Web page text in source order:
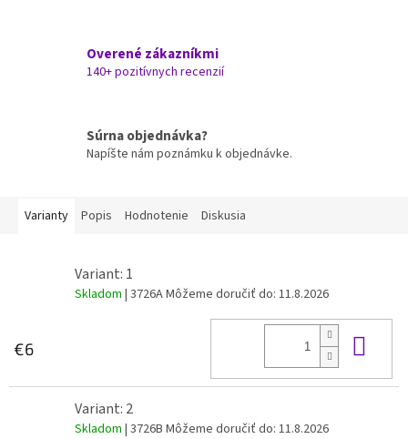
Overené zákazníkmi
140+ pozitívnych recenzií
Súrna objednávka?
Napíšte nám poznámku k objednávke.
Varianty Popis Hodnotenie Diskusia
Variant: 1
Skladom | 3726AMôžeme doručiť do: 11.8.2026
€6
Variant: 2
Skladom | 3726B Môžeme doručiť do: 11.8.2026